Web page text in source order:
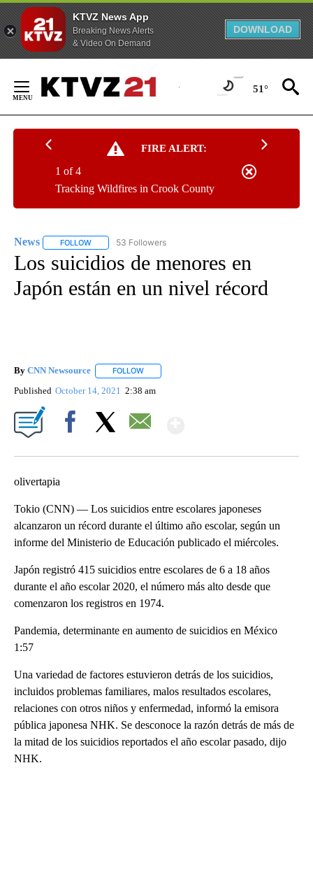
KTVZ News App
Breaking News Alerts
& Video On Demand
DOWNLOAD
Content
51°
FIRE ALERT:
Tracking Wildfires in Crook County
1 of 4
News FOLLOW FOLLOW "NEWS" TO RECEIVE NOTIFICATIONS ABOUT
53 Followers
Los suicidios de menores en
Japón están en un nivel récord
By CNN Newsource FOLLOW
Published October 14, 2021 2:38 am
olivertapia
Tokio (CNN) — Los suicidios entre escolares japoneses
alcanzaron un récord durante el último año escolar, según un
informe del Ministerio de Educación publicado el miércoles.
Japón registró 415 suicidios entre escolares de 6 a 18 años
durante el año escolar 2020, el número más alto desde que
comenzaron los registros en 1974.
Pandemia, determinante en aumento de suicidios en México
1:57
Una variedad de factores estuvieron detrás de los suicidios,
incluidos problemas familiares, malos resultados escolares,
relaciones con otros niños y enfermedad, informó la emisora
pública japonesa NHK. Se desconoce la razón detrás de más de
la mitad de los suicidios reportados el año escolar pasado, dijo
NHK.